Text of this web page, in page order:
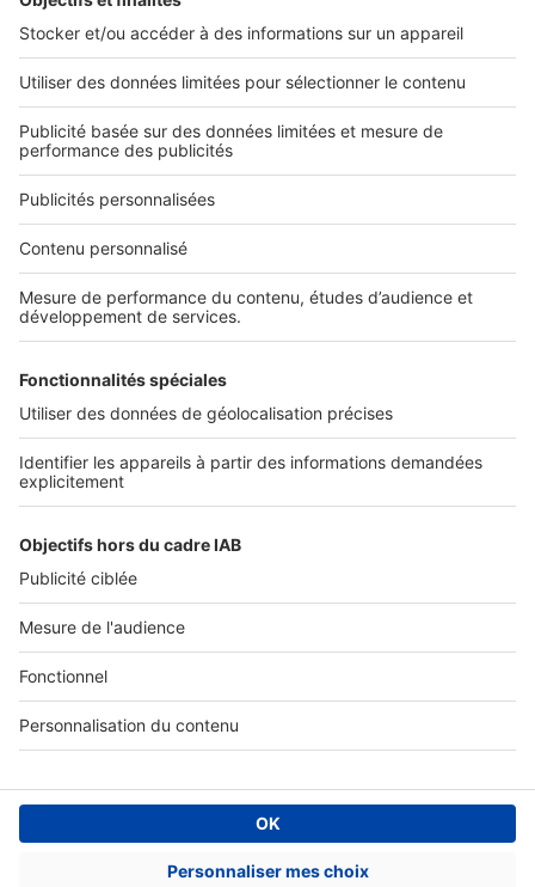
Nos applications
Découvrez nos applications
Services pro
Accès client
Informations légales
Politique Générale de Protection des Données
Charte éditeur
Paramétrer mes cookies
Digital Classifieds France SAS © 2024 - all rights